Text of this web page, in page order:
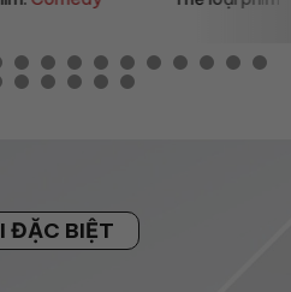
ĐẶC BIỆT